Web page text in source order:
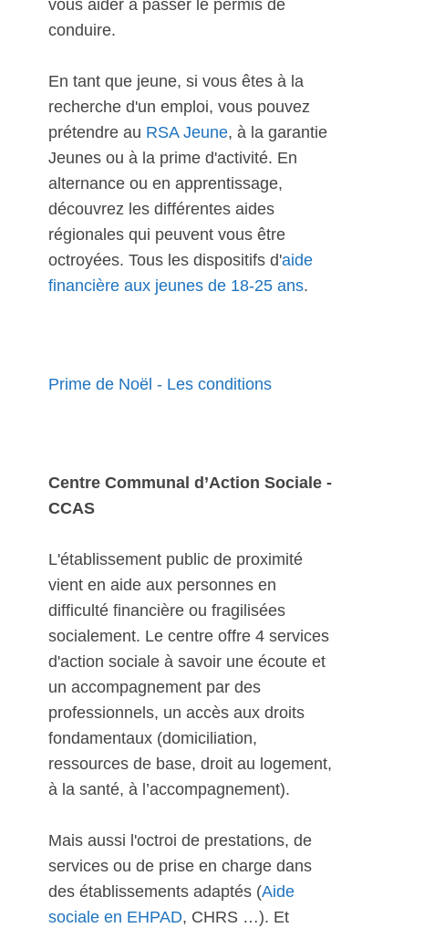
vous aider à passer le permis de
conduire.
En tant que jeune, si vous êtes à la
recherche d'un emploi, vous pouvez
prétendre au RSA Jeune, à la garantie
Jeunes ou à la prime d'activité. En
alternance ou en apprentissage,
découvrez les différentes aides
régionales qui peuvent vous être
octroyées. Tous les dispositifs d'aide
financière aux jeunes de 18-25 ans.
Prime de Noël - Les conditions
Centre Communal d’Action Sociale -
CCAS
L'établissement public de proximité
vient en aide aux personnes en
difficulté financière ou fragilisées
socialement. Le centre offre 4 services
d'action sociale à savoir une écoute et
un accompagnement par des
professionnels, un accès aux droits
fondamentaux (domiciliation,
ressources de base, droit au logement,
à la santé, à l’accompagnement).
Mais aussi l'octroi de prestations, de
services ou de prise en charge dans
des établissements adaptés (Aide
sociale en EHPAD, CHRS …). Et